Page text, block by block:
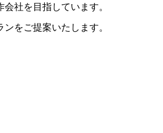
社を目指しています。
をご提案いたします。